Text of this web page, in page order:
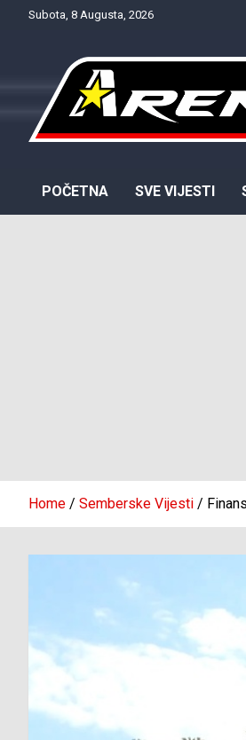
Subota, 8 Augusta, 2026
POČETNA SVE VIJESTI
Home Semberske Vijesti